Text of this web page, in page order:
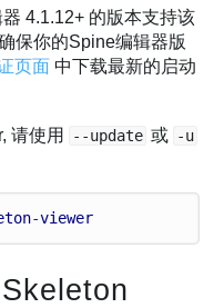
4.1.12+ 的版本支持该
保你的Spine编辑器版
页面 中下载最新的启动
请使用 --update 或 -u
-viewer